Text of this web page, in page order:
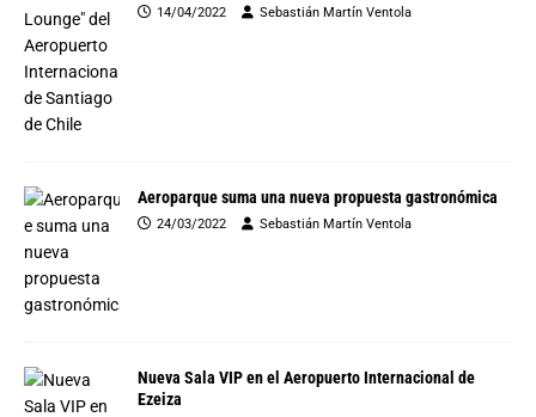
14/04/2022 Sebastián Martín Ventola
Aeroparque suma una nueva propuesta gastronómica
24/03/2022 Sebastián Martín Ventola
Nueva Sala VIP en el Aeropuerto Internacional de
Ezeiza